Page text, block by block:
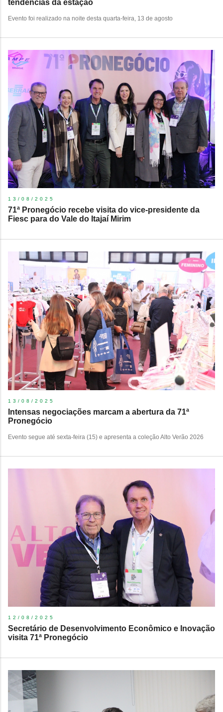
tendências da estação
Evento foi realizado na noite desta quarta-feira, 13 de agosto
13/08/2025
71ª Pronegócio recebe visita do vice-presidente da
Fiesc para do Vale do Itajaí Mirim
13/08/2025
Intensas negociações marcam a abertura da 71ª
Pronegócio
Evento segue até sexta-feira (15) e apresenta a coleção Alto Verão 2026
12/08/2025
Secretário de Desenvolvimento Econômico e Inovação
visita 71ª Pronegócio